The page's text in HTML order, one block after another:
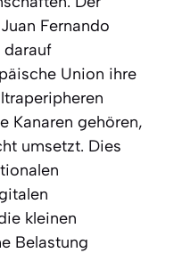
Fernando
darauf
Union ihre
Kanaren gehören,
umsetzt. Dies
kleinen
Belastung